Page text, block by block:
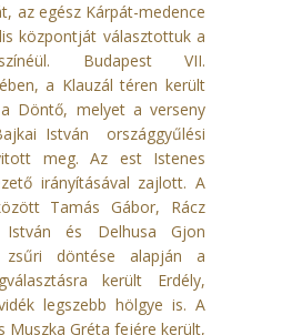
az egész Kárpát-medence
központját választottuk a
Budapest VII.
a Klauzál téren került
Döntő, melyet a verseny
István országgyűlési
meg. Az est Istenes
irányításával zajlott. A
Tamás Gábor, Rácz
István és Delhusa Gjon
zsűri döntése alapján a
került Erdély,
legszebb hölgye is. A
Muszka Gréta fejére került,